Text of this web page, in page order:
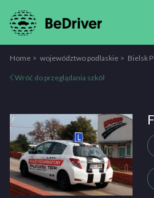
Home województwo podlaskie Bielsk
Wróć do przeglądania szkół